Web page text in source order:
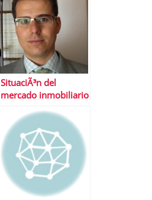
SituaciÃ³n del
mercado inmobiliario
independientemente
del tipo IVA